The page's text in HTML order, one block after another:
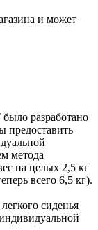
и может
разработано
предоставить
метода
на целых 2,5 кг
всего 6,5 кг).
сиденья